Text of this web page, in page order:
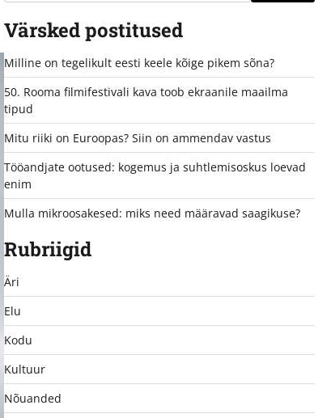
Värsked postitused
Milline on tegelikult eesti keele kõige pikem sõna?
50. Rooma filmifestivali kava toob ekraanile maailma
tipud
Mitu riiki on Euroopas? Siin on ammendav vastus
Tööandjate ootused: kogemus ja suhtlemisoskus loevad
enim
Mulla mikroosakesed: miks need määravad saagikuse?
Rubriigid
Äri
Elu
Kodu
Kultuur
Nõuanded